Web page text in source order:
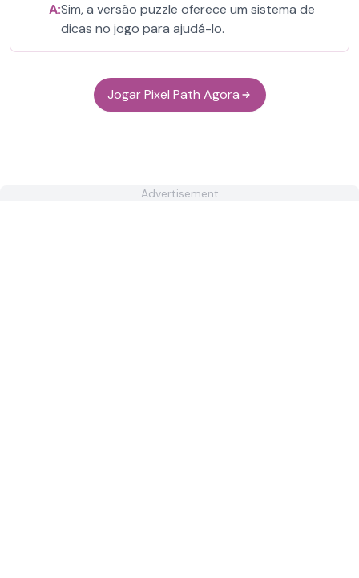
A:Sim, a versão puzzle oferece um sistema de
dicas no jogo para ajudá-lo.
Jogar Pixel Path Agora
Advertisement